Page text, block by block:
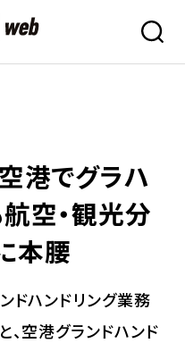
港でグラハ
空・観光分
本腰
ドハンドリング業務
空港グランドハンド